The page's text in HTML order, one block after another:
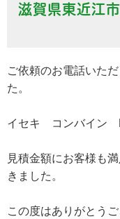
滋賀県東近江
ご依頼のお電話いた
た。
イセキ コンバイン
見積金額にお客様も
きました。
この度はありがとうご